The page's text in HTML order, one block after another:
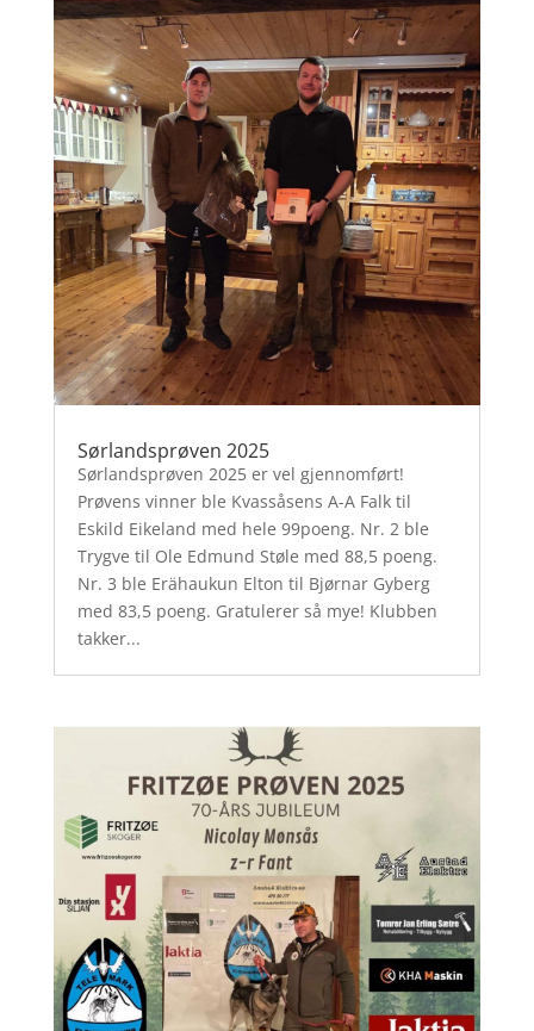
Sørlandsprøven 2025
Sørlandsprøven 2025 er vel gjennomført!
Prøvens vinner ble Kvassåsens A-A Falk til
Eskild Eikeland med hele 99poeng. Nr. 2 ble
Trygve til Ole Edmund Støle med 88,5 poeng.
Nr. 3 ble Erähaukun Elton til Bjørnar Gyberg
med 83,5 poeng. Gratulerer så mye! Klubben
takker...